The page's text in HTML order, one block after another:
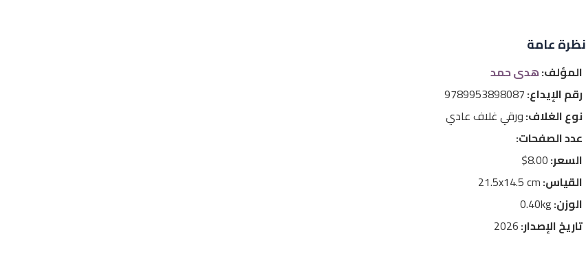
نظرة عامة
المؤلف:هدى حمد
رقم الإيداع:9789953898087
نوع الغلاف:ورقي غلاف عادي
عدد الصفحات:
السعر:8.00$
القياس:21.5x14.5 cm
الوزن:0.40kg
تاريخ الإصدار:2026